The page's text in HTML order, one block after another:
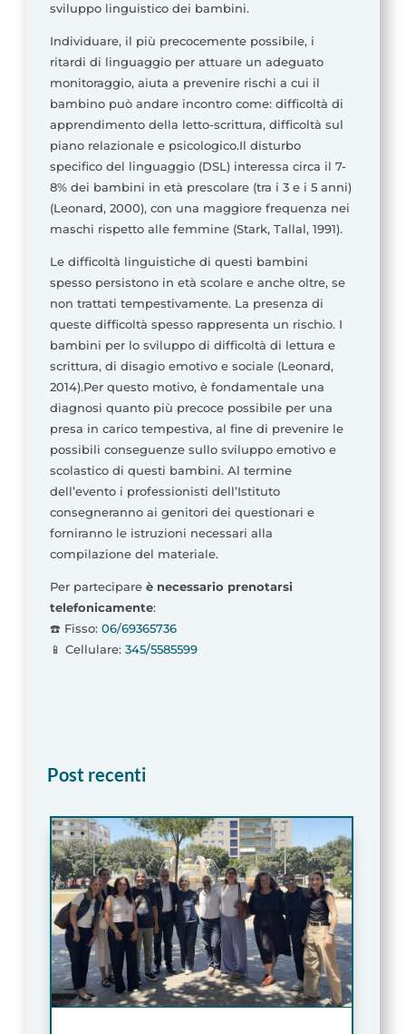
sviluppo linguistico dei bambini.
Individuare, il più precocemente possibile, i
ritardi di linguaggio per attuare un adeguato
monitoraggio, aiuta a prevenire rischi a cui il
bambino può andare incontro come: difficoltà di
apprendimento della letto-scrittura, difficoltà sul
piano relazionale e psicologico.Il disturbo
specifico del linguaggio (DSL) interessa circa il 7-
8% dei bambini in età prescolare (tra i 3 e i 5 anni)
(Leonard, 2000), con una maggiore frequenza nei
maschi rispetto alle femmine (Stark, Tallal, 1991).
Le difficoltà linguistiche di questi bambini
spesso persistono in età scolare e anche oltre, se
non trattati tempestivamente. La presenza di
queste difficoltà spesso rappresenta un rischio. I
bambini per lo sviluppo di difficoltà di lettura e
scrittura, di disagio emotivo e sociale (Leonard,
2014).Per questo motivo, è fondamentale una
diagnosi quanto più precoce possibile per una
presa in carico tempestiva, al fine di prevenire le
possibili conseguenze sullo sviluppo emotivo e
scolastico di questi bambini. Al termine
dell’evento i professionisti dell’Istituto
consegneranno ai genitori dei questionari e
forniranno le istruzioni necessari alla
compilazione del materiale.
Per partecipare è necessario prenotarsi
telefonicamente:
☎️ Fisso: 06/69365736
📱 Cellulare: 345/5585599
Post recenti